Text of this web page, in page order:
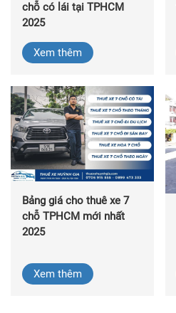
chỗ có lái tại TPHCM
2025
Xem thêm
Bảng giá cho thuê xe 7
chỗ TPHCM mới nhất
2025
Xem thêm